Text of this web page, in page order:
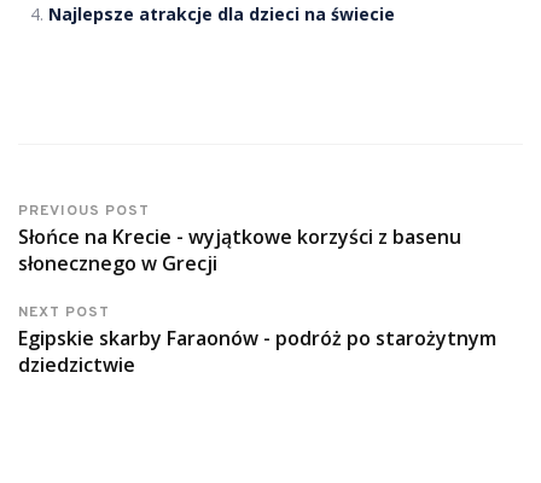
Najlepsze atrakcje dla dzieci na świecie
PREVIOUS POST
Słońce na Krecie - wyjątkowe korzyści z basenu
słonecznego w Grecji
NEXT POST
Egipskie skarby Faraonów - podróż po starożytnym
dziedzictwie